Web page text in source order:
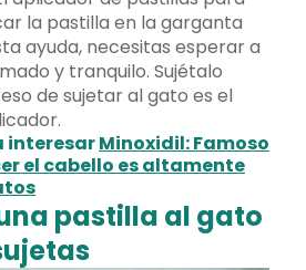
la pastilla en la garganta
ayuda, necesitas esperar a
y tranquilo. Sujétalo
de sujetar al gato es el
interesarMinoxidil: Famoso
el cabello es altamente
pastilla al gato